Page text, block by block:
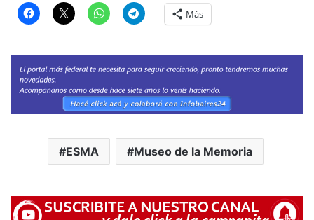
Más
ESMA Museo de la Memoria